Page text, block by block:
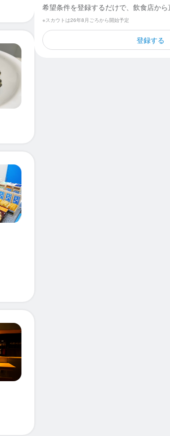
希望条件を登録するだけで、飲食店から
※スカウトは26年8月ごろから開始予定
登録する